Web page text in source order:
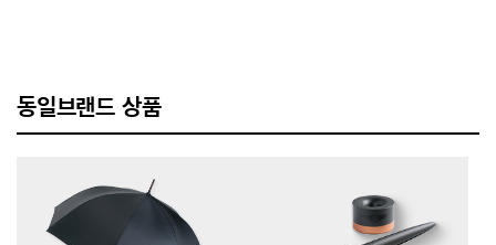
동일브랜드 상품